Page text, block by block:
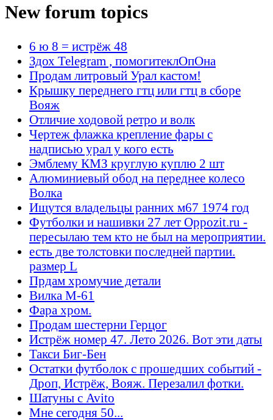
New forum topics
6 ю 8 = истрёж 48
Здох Telegram , помогитеклОпОна
Продам литровый Урал кастом!
Крышку переднего гтц или гтц в сборе
Вояж
Отличие ходовой ретро и волк
Чертеж флажка крепление фары с
надписью урал у кого есть
Эмблему КМЗ круглую куплю 2 шт
Алюминиевый обод на переднее колесо
Волка
Ищутся владельцы ранних м67 1974 год
Футболки и нашивки 27 лет Oppozit.ru -
пересылаю тем кто не был на мероприятии.
есть две толстовки последней партии.
размер L
Прдам хромучие детали
Вилка М-61
Фара хром.
Продам шестерни Герцог
Истрёж номер 47. Лето 2026. Вот эти даты
Такси Биг-Бен
Остатки футболок с прошедших событий -
Дроп, Истрёж, Вояж. Перезалил фотки.
Шатуны с Avito
Мне сегодня 50...